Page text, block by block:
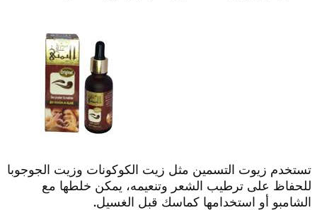
تستخدم زيوت التسمين مثل زيت الكوكونات وزيت الجوجوبا
للحفاظ على ترطيب الشعر وتنعيمه، يمكن خلطها مع
الشامبو أو استخدامها كماسك قبل الغسيل.